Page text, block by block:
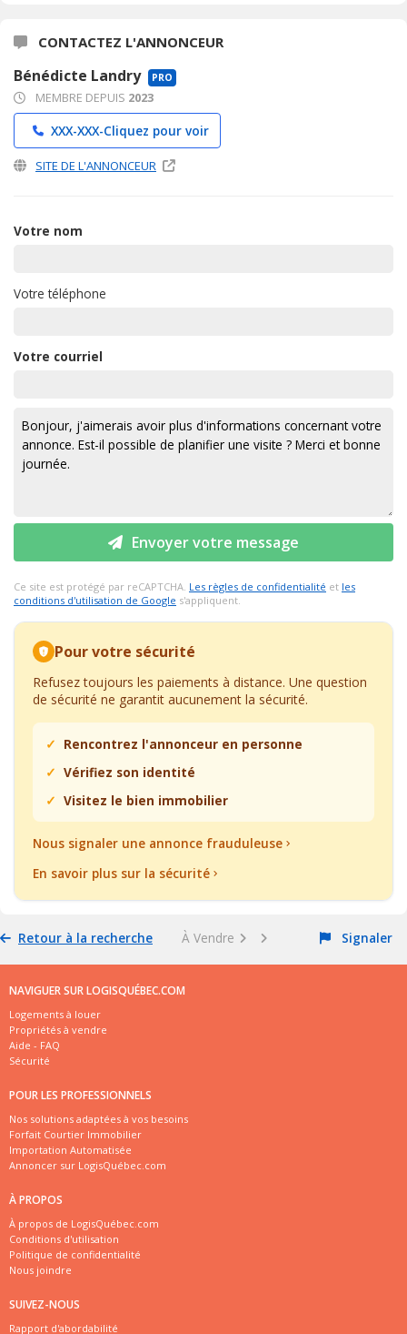
CONTACTEZ L'ANNONCEUR
Bénédicte Landry PRO
MEMBRE DEPUIS 2023
XXX-XXX-Cliquez pour voir
SITE DE L'ANNONCEUR
Votre nom
Votre téléphone
Votre courriel
Envoyer votre message
Ce site est protégé par reCAPTCHA. Les règles de confidentialité et les
conditions d'utilisation de Google s'appliquent.
Pour votre sécurité
Refusez toujours les paiements à distance. Une question
de sécurité ne garantit aucunement la sécurité.
Rencontrez l'annonceur en personne
Vérifiez son identité
Visitez le bien immobilier
Nous signaler une annonce frauduleuse
En savoir plus sur la sécurité
Retour à la recherche À Vendre Signaler
NAVIGUER SUR LOGISQUÉBEC.COM
Logements à louer
Propriétés à vendre
Aide - FAQ
Sécurité
POUR LES PROFESSIONNELS
Nos solutions adaptées à vos besoins
Forfait Courtier Immobilier
Importation Automatisée
Annoncer sur LogisQuébec.com
À PROPOS
À propos de LogisQuébec.com
Conditions d'utilisation
Politique de confidentialité
Nous joindre
SUIVEZ-NOUS
Rapport d'abordabilité